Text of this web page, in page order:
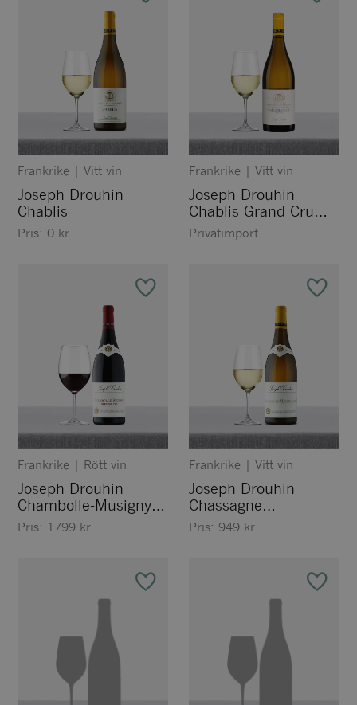
Frankrike |Vitt vin
Joseph Drouhin
Chablis
Pris: 0 kr
Frankrike |Vitt vin
Joseph Drouhin
Chablis Grand Cru
Les Clos
Privatimport
Frankrike | Rött vin
Joseph Drouhin
Chambolle-Musigny
Premier Cru
Pris: 1799 kr
Frankrike |Vitt vin
Joseph Drouhin
Chassagne
Montrachet
Pris: 949 kr